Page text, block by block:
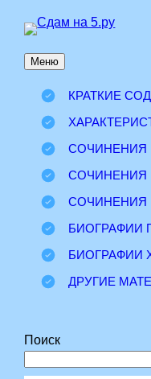
Перейти
содержимому
Меню
КРАТКИЕ
СОЧИНЕНИЯ
СОЧИНЕНИЯ
СОЧИНЕНИЯ
БИОГРАФИИ
БИОГРАФИИ
ДРУГИЕ
Поиск